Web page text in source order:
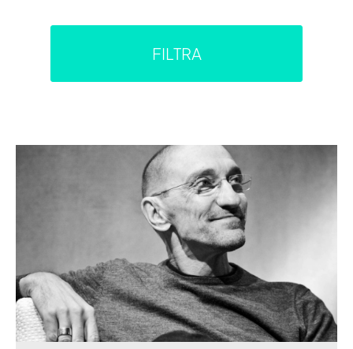
FILTRA